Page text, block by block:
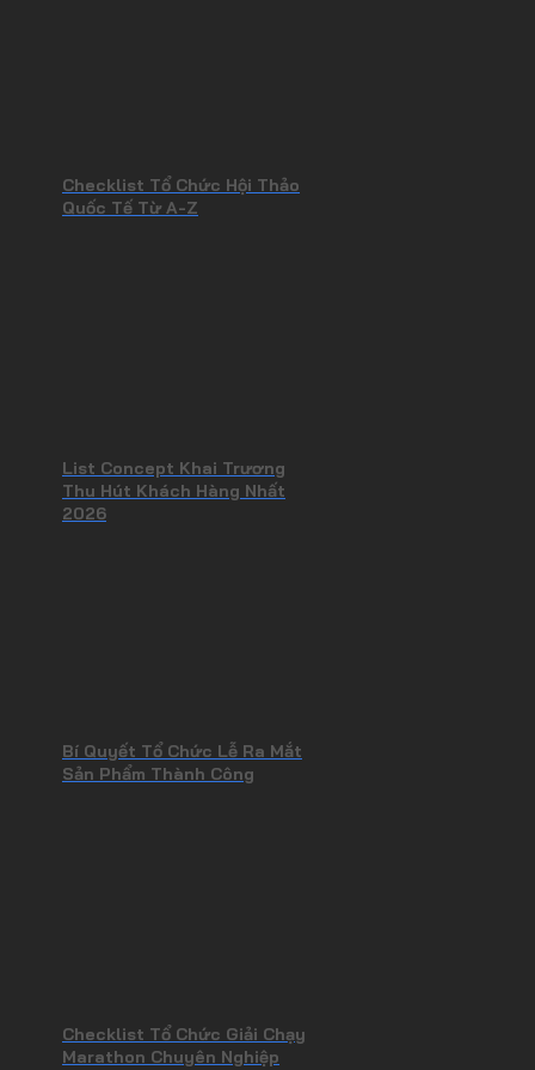
Checklist Tổ Chức Hội Thảo
Quốc Tế Từ A-Z
List Concept Khai Trương
Thu Hút Khách Hàng Nhất
2026
Bí Quyết Tổ Chức Lễ Ra Mắt
Sản Phẩm Thành Công
Checklist Tổ Chức Giải Chạy
Marathon Chuyên Nghiệp